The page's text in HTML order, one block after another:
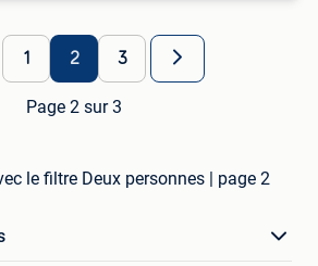
1 2 3
Page 2 sur 3
le filtre Deux personnes | page 2